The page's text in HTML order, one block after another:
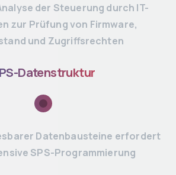
der Steuerung durch IT-
zur Prüfung von Firmware,
und Zugriffsrechten
Datenstruktur
Datenbausteine erfordert
SPS-Programmierung